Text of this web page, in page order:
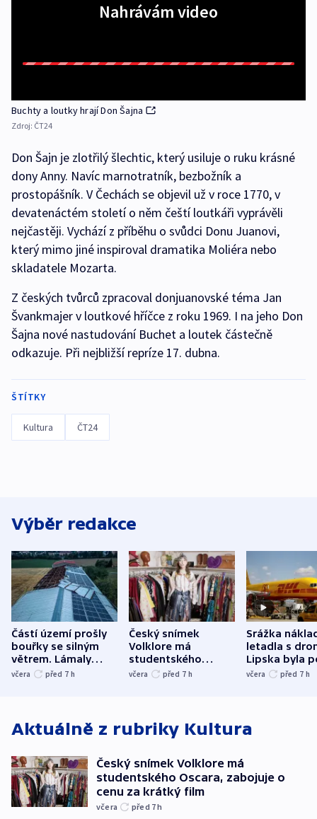
Nahrávám video
Buchty a loutky hrají Don Šajna
Zdroj: ČT24
Don Šajn je zlotřilý šlechtic, který usiluje o ruku krásné
dony Anny. Navíc marnotratník, bezbožník a
prostopášník. V Čechách se objevil už v roce 1770, v
devatenáctém století o něm čeští loutkáři vyprávěli
nejčastěji. Vychází z příběhu o svůdci Donu Juanovi,
který mimo jiné inspiroval dramatika Moliéra nebo
skladatele Mozarta.
Z českých tvůrců zpracoval donjuanovské téma Jan
Švankmajer v loutkové hříčce z roku 1969. I na jeho Don
Šajna nové nastudování Buchet a loutek částečně
odkazuje. Při nejbližší repríze 17. dubna.
ŠTÍTKY
Kultura ČT24
Výběr redakce
Částí území prošly
bouřky se silným
větrem. Lámaly
stromy a poničily
včera před 7 h
Český snímek
Volklore má
studentského
Oscara, zabojuje o
včera před 7 h
Srážka
letadla s
Lipska byla
německého
včera před 7 h
Aktuálně z rubriky Kultura
Český snímek Volklore má
studentského Oscara, zabojuje o
cenu za krátký film
včera před 7h